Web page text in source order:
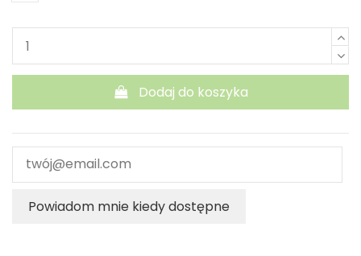
Dodaj do koszyka
Powiadom mnie kiedy dostępne